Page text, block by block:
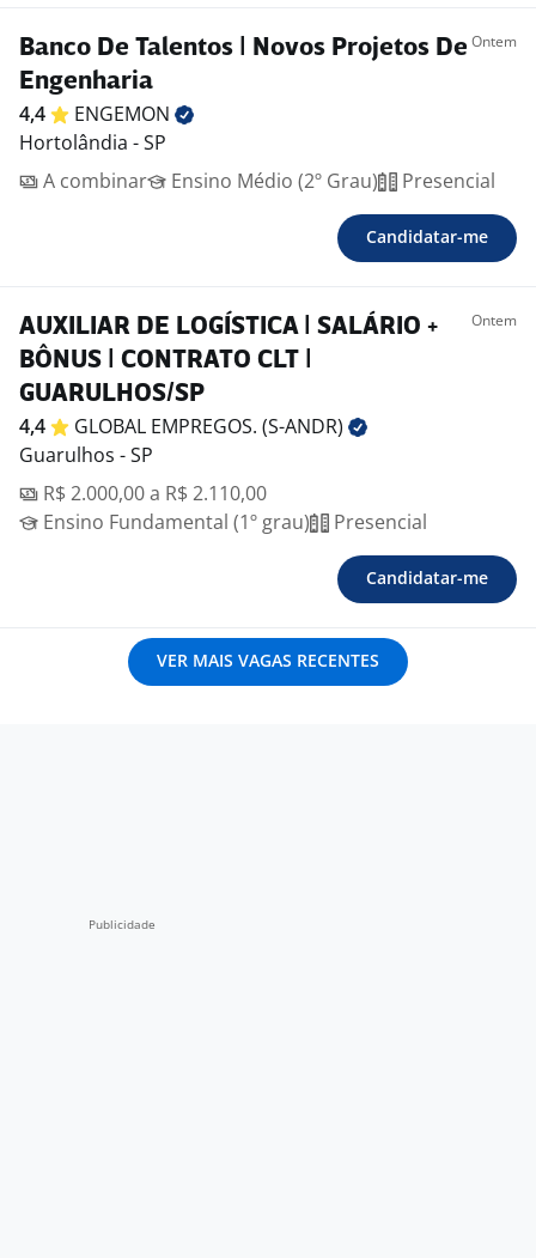
Banco De Talentos | Novos Projetos De
Engenharia
Ontem
4,4
ENGEMON
Hortolândia - SP
A combinar
Ensino Médio (2º Grau) Presencial
Candidatar-me
AUXILIAR DE LOGÍSTICA | SALÁRIO +
BÔNUS | CONTRATO CLT |
GUARULHOS/SP
Ontem
4,4 GLOBAL EMPREGOS. (S-ANDR)
Guarulhos - SP
R$ 2.000,00 a R$ 2.110,00
Ensino Fundamental (1º grau)
Presencial
Candidatar-me
VER MAIS VAGAS RECENTES